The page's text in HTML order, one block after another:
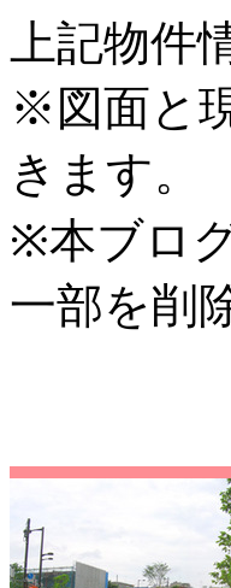
上記物件
※図面と
きます。
※本ブロ
一部を削